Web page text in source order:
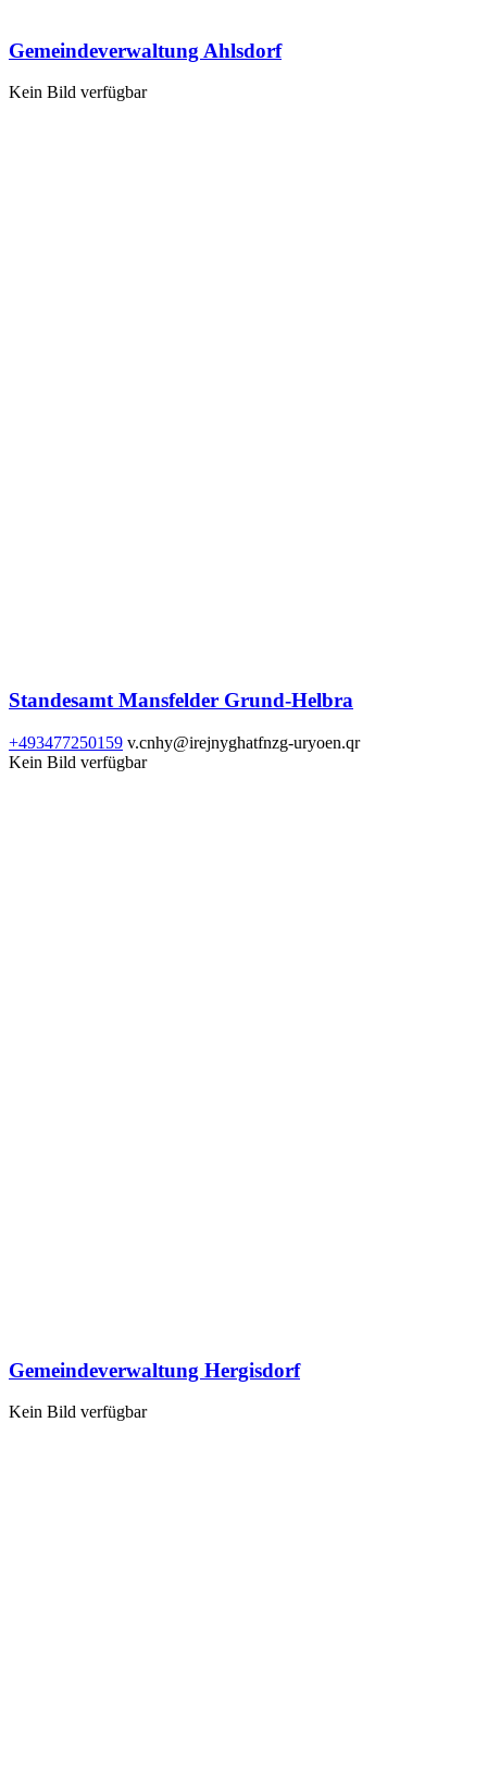
Gemeindeverwaltung Ahlsdorf
Kein Bild verfügbar
Standesamt Mansfelder Grund-Helbra
+493477250159 v.cnhy@irejnyghatfnzg-uryoen.qr
Kein Bild verfügbar
Gemeindeverwaltung Hergisdorf
Kein Bild verfügbar